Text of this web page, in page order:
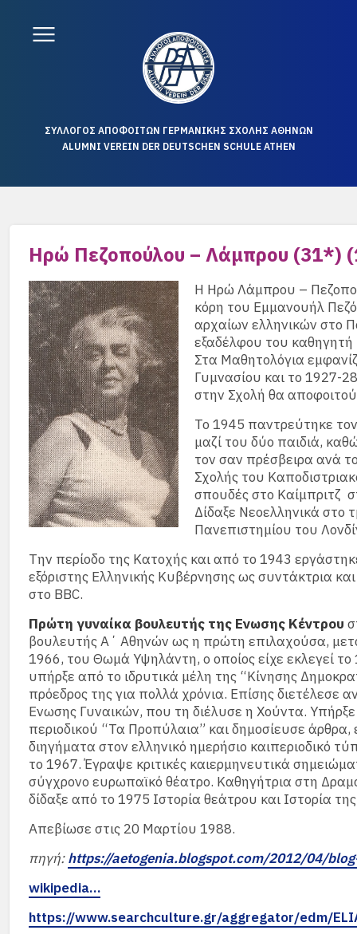
ΣΥΛΛΟΓΟΣ ΑΠΟΦΟΙΤΩΝ ΓΕΡΜΑΝΙΚΗΣ ΣΧΟΛΗΣ ΑΘΗΝΩΝ
ALUMNI VEREIN DER DEUTSCHEN SCHULE ATHEN
Ηρώ Πεζοπούλου – Λάμπρου (31*)
Η Ηρώ Λάμπρου –
κόρη του Εμμανουήλ
αρχαίων ελληνικών στο
εξαδέλφου του καθηγητή
Στα Μαθητολόγια
Γυμνασίου και το 1927-
στην Σχολή θα
Το 1945 παντρεύτηκε
μαζί του δύο παιδιά,
τον σαν πρέσ­βειρα ανά
Σχολής του
σπουδές στο Καίμπριτζ
Δίδαξε Νεοελληνικά
Πανεπιστημίου του
Την περίοδο της Κατοχής και από το 1943
εξόριστης Ελληνικής Κυβέρνησης ως συντάκτρια
στο BBC.
Πρώτη γυναίκα βουλευτής της Ενωσης Κέντρου
βουλευτής Α΄ Αθηνών ως η πρώτη επιλαχούσα,
1966, του Θωμά Υψηλάντη, ο οποίος είχε εκλεγεί
υπήρξε από το ιδρυτικά μέλη της “Κίνησης
πρόεδρος της για πολλά χρόνια. Επίσης διετέλεσε
Ενωσης Γυναικών, που τη διέλυσε η Χούντα.
περιοδικού “Τα Προπύλαια” και δημοσίευσε άρθρα,
διηγήματα στον ελληνικό ημερήσιο καιπεριοδικό
το 1967. Έγραψε κριτικές καιερμηνευτικά
σύγχρονο ευρωπαϊκό θέατρο. Καθηγήτρια στη
δίδαξε από το 1975 Ιστορία θεάτρου και Ιστορία
Απεβίωσε στις 20 Μαρτίου 1988.
πηγή:https://aetogenia.blogspot.com/2012/04/
wikipedia…
https://www.searchculture.gr/aggregator/edm/